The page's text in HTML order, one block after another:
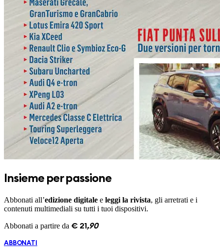
Insieme per passione
Abbonati all’edizione digitale e leggi la rivista, gli arretrati e i
contenuti multimediali su tutti i tuoi dispositivi.
Abbonati a partire da € 21 ,90
ABBONATI